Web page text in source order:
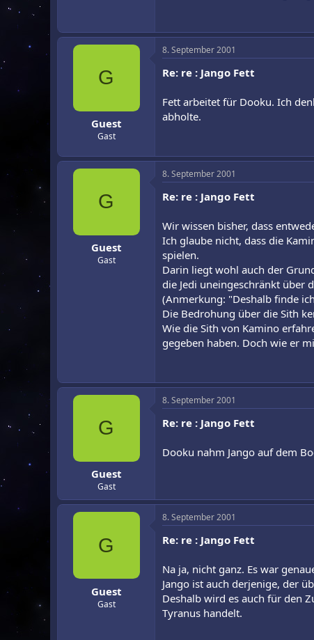
G
Guest
Gast
8. September 2001
Re: re : Jango Fett
Fett arbeitet für Dooku. Ich
abholte.
G
Guest
Gast
8. September 2001
Re: re : Jango Fett
Wir wissen bisher, dass
Ich glaube nicht, dass die
spielen.
Darin liegt wohl auch der
die Jedi uneingeschränkt über
(Anmerkung: "Deshalb finde
Die Bedrohung über die Sith
Wie die Sith von Kamino
gegeben haben. Doch wie er
G
Guest
Gast
8. September 2001
Re: re : Jango Fett
Dooku nahm Jango auf dem
G
Guest
Gast
8. September 2001
Re: re : Jango Fett
Na ja, nicht ganz. Es war
Jango ist auch derjenige, der
Deshalb wird es auch für den
Tyranus handelt.